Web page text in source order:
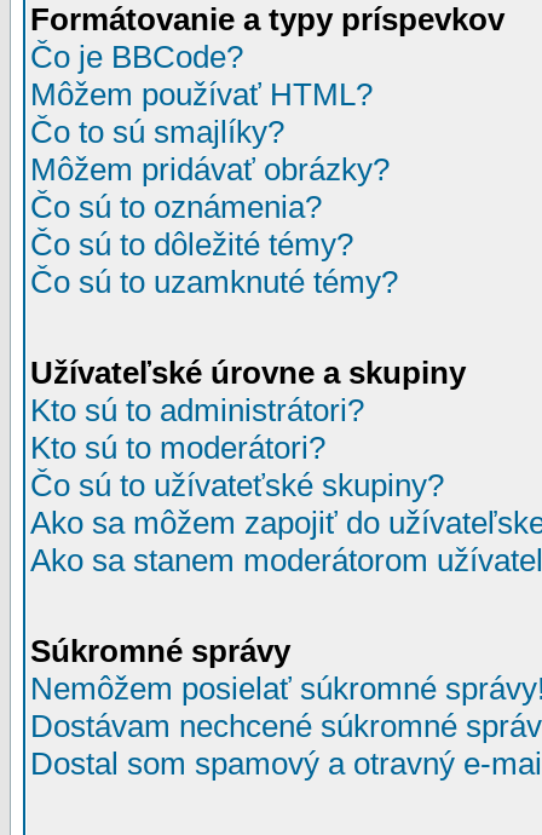
Formátovanie a typy príspevkov
Čo je BBCode?
Môžem používať HTML?
Čo to sú smajlíky?
Môžem pridávať obrázky?
Čo sú to oznámenia?
Čo sú to dôležité témy?
Čo sú to uzamknuté témy?
Užívateľské úrovne a skupiny
Kto sú to administrátori?
Kto sú to moderátori?
Čo sú to užívateťské skupiny?
Ako sa môžem zapojiť do
Ako sa stanem moderátorom
Súkromné správy
Nemôžem posielať súkromné
Dostávam nechcené súkromné
Dostal som spamový a otravný e-